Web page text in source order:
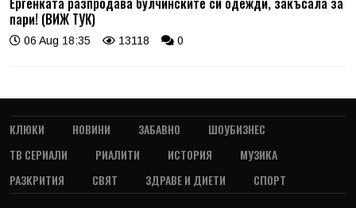
пари! (ВИЖ ТУК)
06 Aug 18:35 13118 0
КЛЮКИ НОВИНИ ЗАБАВНО
ШОУБИЗНЕС
ТВ СЕРИАЛИ
РИАЛИТИ ИСТОРИЯ
МУЗИКА
РАЗКРИТИЯ
СВЯТ ЗДРАВЕ И ДИЕТИ СПОРТ